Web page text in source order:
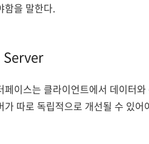
함을 말한다.
페이스는 클라이언트에서 데이터
가 따로 독립적으로 개선될 수 있어